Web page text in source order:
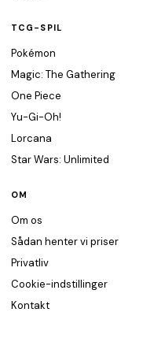
TCG-SPIL
Pokémon
Magic: The Gathering
One Piece
Yu-Gi-Oh!
Lorcana
Star Wars: Unlimited
OM
Om os
Sådan henter vi priser
Privatliv
Cookie-indstillinger
Kontakt